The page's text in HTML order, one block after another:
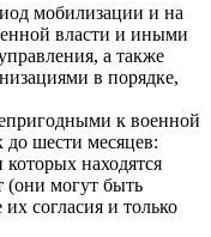
мобилизации и на
власти и иными
а также
в порядке,
к военной
до шести месяцев:
находятся
(они могут быть
согласия и только